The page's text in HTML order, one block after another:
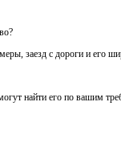
заезд с дороги и его
найти его по вашим